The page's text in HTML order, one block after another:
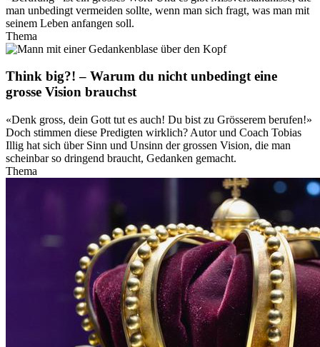
man unbedingt vermeiden sollte, wenn man sich fragt, was man mit
seinem Leben anfangen soll.
Thema
Think big?! – Warum du nicht unbedingt eine
grosse Vision brauchst
«Denk gross, dein Gott tut es auch! Du bist zu Grösserem berufen!»
Doch stimmen diese Predigten wirklich? Autor und Coach Tobias
Illig hat sich über Sinn und Unsinn der grossen Vision, die man
scheinbar so dringend braucht, Gedanken gemacht.
Thema